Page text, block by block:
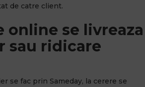
de catre client.
online se livreaza
sau ridicare
se fac prin Sameday, la cerere se